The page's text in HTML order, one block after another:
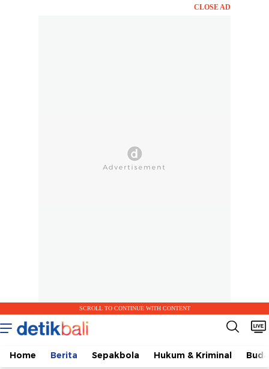
CLOSE AD
SCROLL TO CONTINUE WITH CONTENT
Home Berita Sepakbola Hukum & Kriminal